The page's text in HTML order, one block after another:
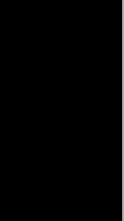
obra, se